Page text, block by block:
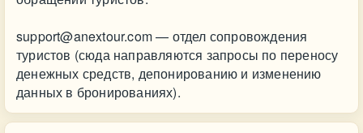
support@anextour.com— отдел сопровождения
туристов (сюда направляются запросы по переносу
денежных средств, депонированию и изменению
данных в бронированиях).